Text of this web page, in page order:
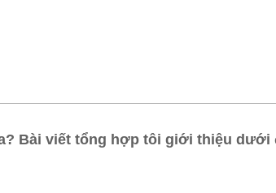
Bài viết tổng hợp tôi giới thiệu